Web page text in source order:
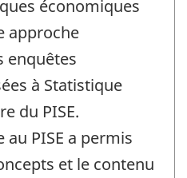
économiques
approche
enquêtes
à Statistique
du PISE.
PISE a permis
et le contenu